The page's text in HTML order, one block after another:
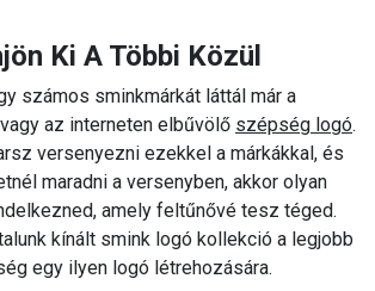
Ki A Többi Közül
számos sminkmárkát láttál már a
az interneten elbűvölő szépség logó.
versenyezni ezekkel a márkákkal, és
maradni a versenyben, akkor olyan
amely feltűnővé tesz téged.
kínált smink logó kollekció a legjobb
egy ilyen logó létrehozására.